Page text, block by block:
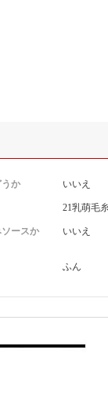
か いいえ
21乳萌毛
ースか
いいえ
ふん